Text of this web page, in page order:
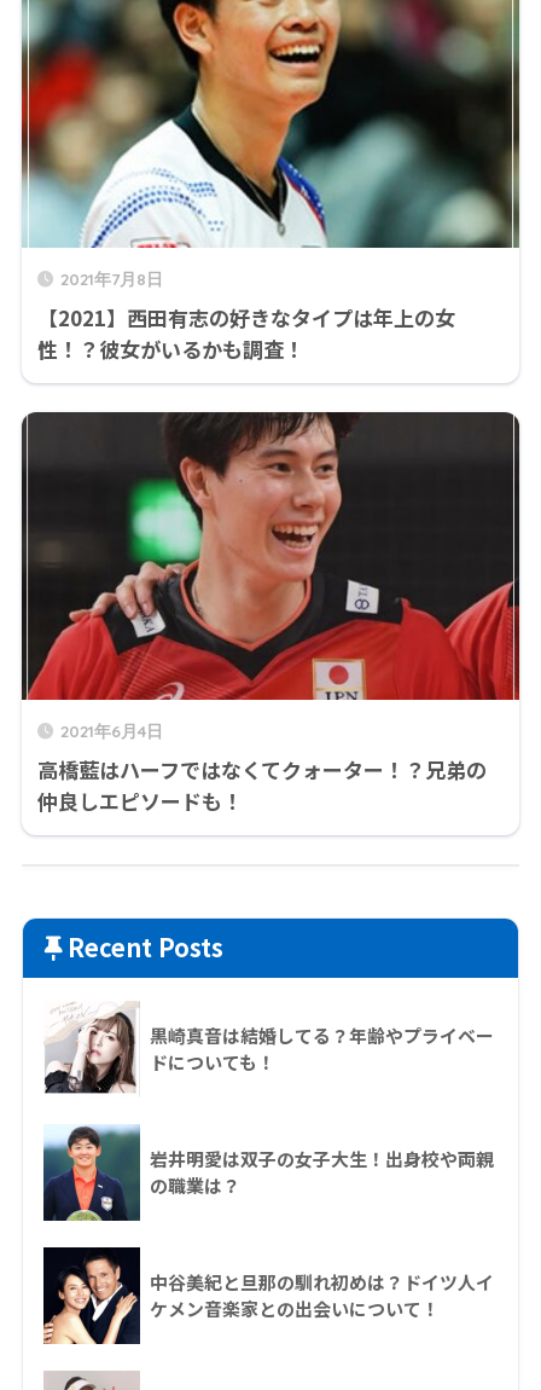
2021年7月8日
【2021】西田有志の好きなタイプは年上の女
性！？彼女がいるかも調査！
2021年6月4日
高橋藍はハーフではなくてクォーター！？兄弟の
仲良しエピソードも！
Recent Posts
黒崎真音は結婚してる？年齢やプライベー
ドについても！
岩井明愛は双子の女子大生！出身校や両親
の職業は？
中谷美紀と旦那の馴れ初めは？ドイツ人イ
ケメン音楽家との出会いについて！